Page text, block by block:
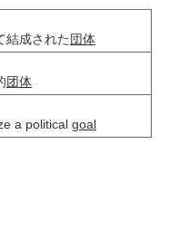
結成された団体
团体
a political goal